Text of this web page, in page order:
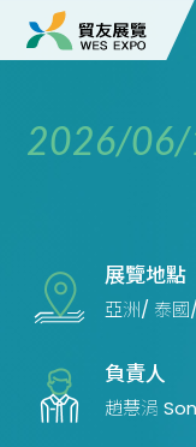
2026/
展覽地點
亞洲/ 泰
負責人
趙慧涓